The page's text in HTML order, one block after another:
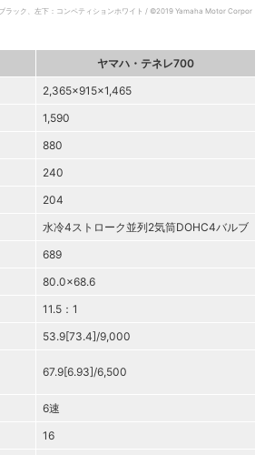
ラック、左下：コンペティションホワイト / ©2019 Yamaha Motor Corpor
ヤマハ・テネレ700
2,365×915×1,465
1,590
880
240
204
水冷4ストローク並列2気筒DOHC4バルブ
689
80.0×68.6
11.5：1
53.9[73.4]/9,000
67.9[6.93]/6,500
6速
16